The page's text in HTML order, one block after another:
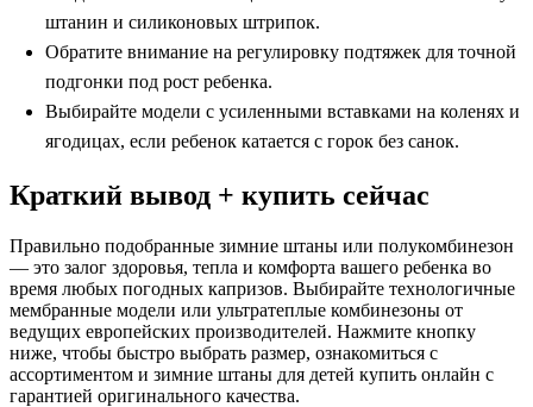
штанин и силиконовых штрипок.
Обратите внимание на регулировку подтяжек для точной
подгонки под рост ребенка.
Выбирайте модели с усиленными вставками на коленях и
ягодицах, если ребенок катается с горок без санок.
Краткий вывод + купить сейчас
Правильно подобранные зимние штаны или полукомбинезон
— это залог здоровья, тепла и комфорта вашего ребенка во
время любых погодных капризов. Выбирайте технологичные
мембранные модели или ультратеплые комбинезоны от
ведущих европейских производителей. Нажмите кнопку
ниже, чтобы быстро выбрать размер, ознакомиться с
ассортиментом и зимние штаны для детей купить онлайн с
гарантией оригинального качества.